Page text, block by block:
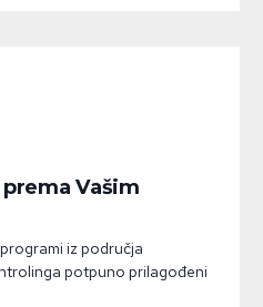
Vašim
iz područja
potpuno prilagođeni